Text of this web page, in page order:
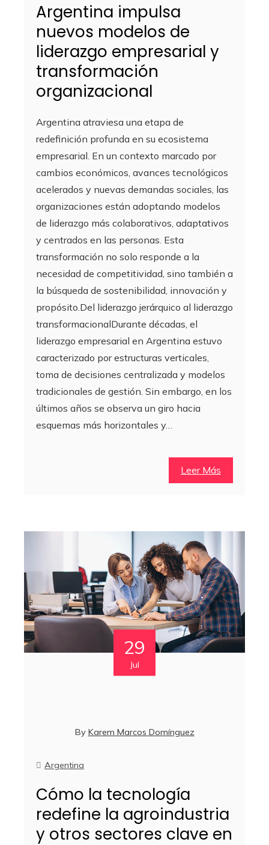
Argentina impulsa
nuevos modelos de
liderazgo empresarial y
transformación
organizacional
Argentina atraviesa una etapa de
redefinición profunda en su ecosistema
empresarial. En un contexto marcado por
cambios económicos, avances tecnológicos
acelerados y nuevas demandas sociales, las
organizaciones están adoptando modelos
de liderazgo más colaborativos, adaptativos
y centrados en las personas. Esta
transformación no solo responde a la
necesidad de competitividad, sino también a
la búsqueda de sostenibilidad, innovación y
propósito.Del liderazgo jerárquico al liderazgo
transformacionalDurante décadas, el
liderazgo empresarial en Argentina estuvo
caracterizado por estructuras verticales,
toma de decisiones centralizada y modelos
tradicionales de gestión. Sin embargo, en los
últimos años se observa un giro hacia
esquemas más horizontales y…
Leer Más
29
Jul
By Karem Marcos Domínguez
Argentina
Cómo la tecnología
redefine la agroindustria
y otros sectores clave en